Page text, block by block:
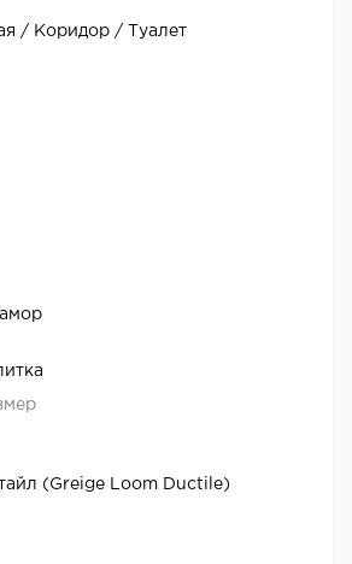
/ Коридор / Туалет
(Greige Loom Ductile)